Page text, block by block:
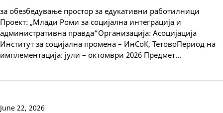
за обезбедување простор за едукативни работилници
Проект: „Млади Роми за социјална интеграција и
административна правда“Организација: Асоцијација
Институт за социјална промена – ИнСоК, ТетовоПериод на
имплементација: јули – октомври 2026 Предмет…
June 22, 2026